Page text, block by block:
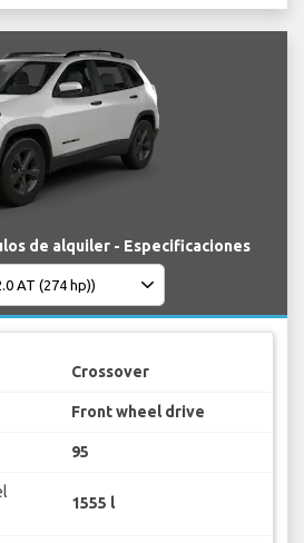
de alquiler - Especificaciones
Crossover
Front wheel drive
95
1555 l